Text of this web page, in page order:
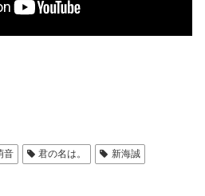
音 君の名は。
新海誠